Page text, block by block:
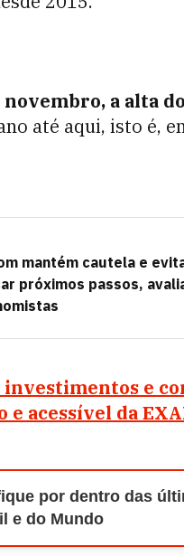
novembro, a alta
até aqui, isto é,
mantém cautela e
próximos passos,
investimentos e
acessível da
por dentro das
e do Mundo